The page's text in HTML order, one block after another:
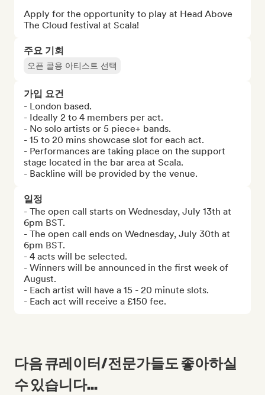
Apply for the opportunity to play at Head Above
The Cloud festival at Scala!
주요 기회
오픈 콜용 아티스트 선택
가입 요건
- London based.
- Ideally 2 to 4 members per act.
- No solo artists or 5 piece+ bands.
- 15 to 20 mins showcase slot for each act.
- Performances are taking place on the support
stage located in the bar area at Scala.
- Backline will be provided by the venue.
일정
- The open call starts on Wednesday, July 13th at
6pm BST.
- The open call ends on Wednesday, July 30th at
6pm BST.
- 4 acts will be selected.
- Winners will be announced in the first week of
August.
- Each artist will have a 15 - 20 minute slots.
- Each act will receive a £150 fee.
다음 큐레이터/전문가들도 좋아하실
수 있습니다...